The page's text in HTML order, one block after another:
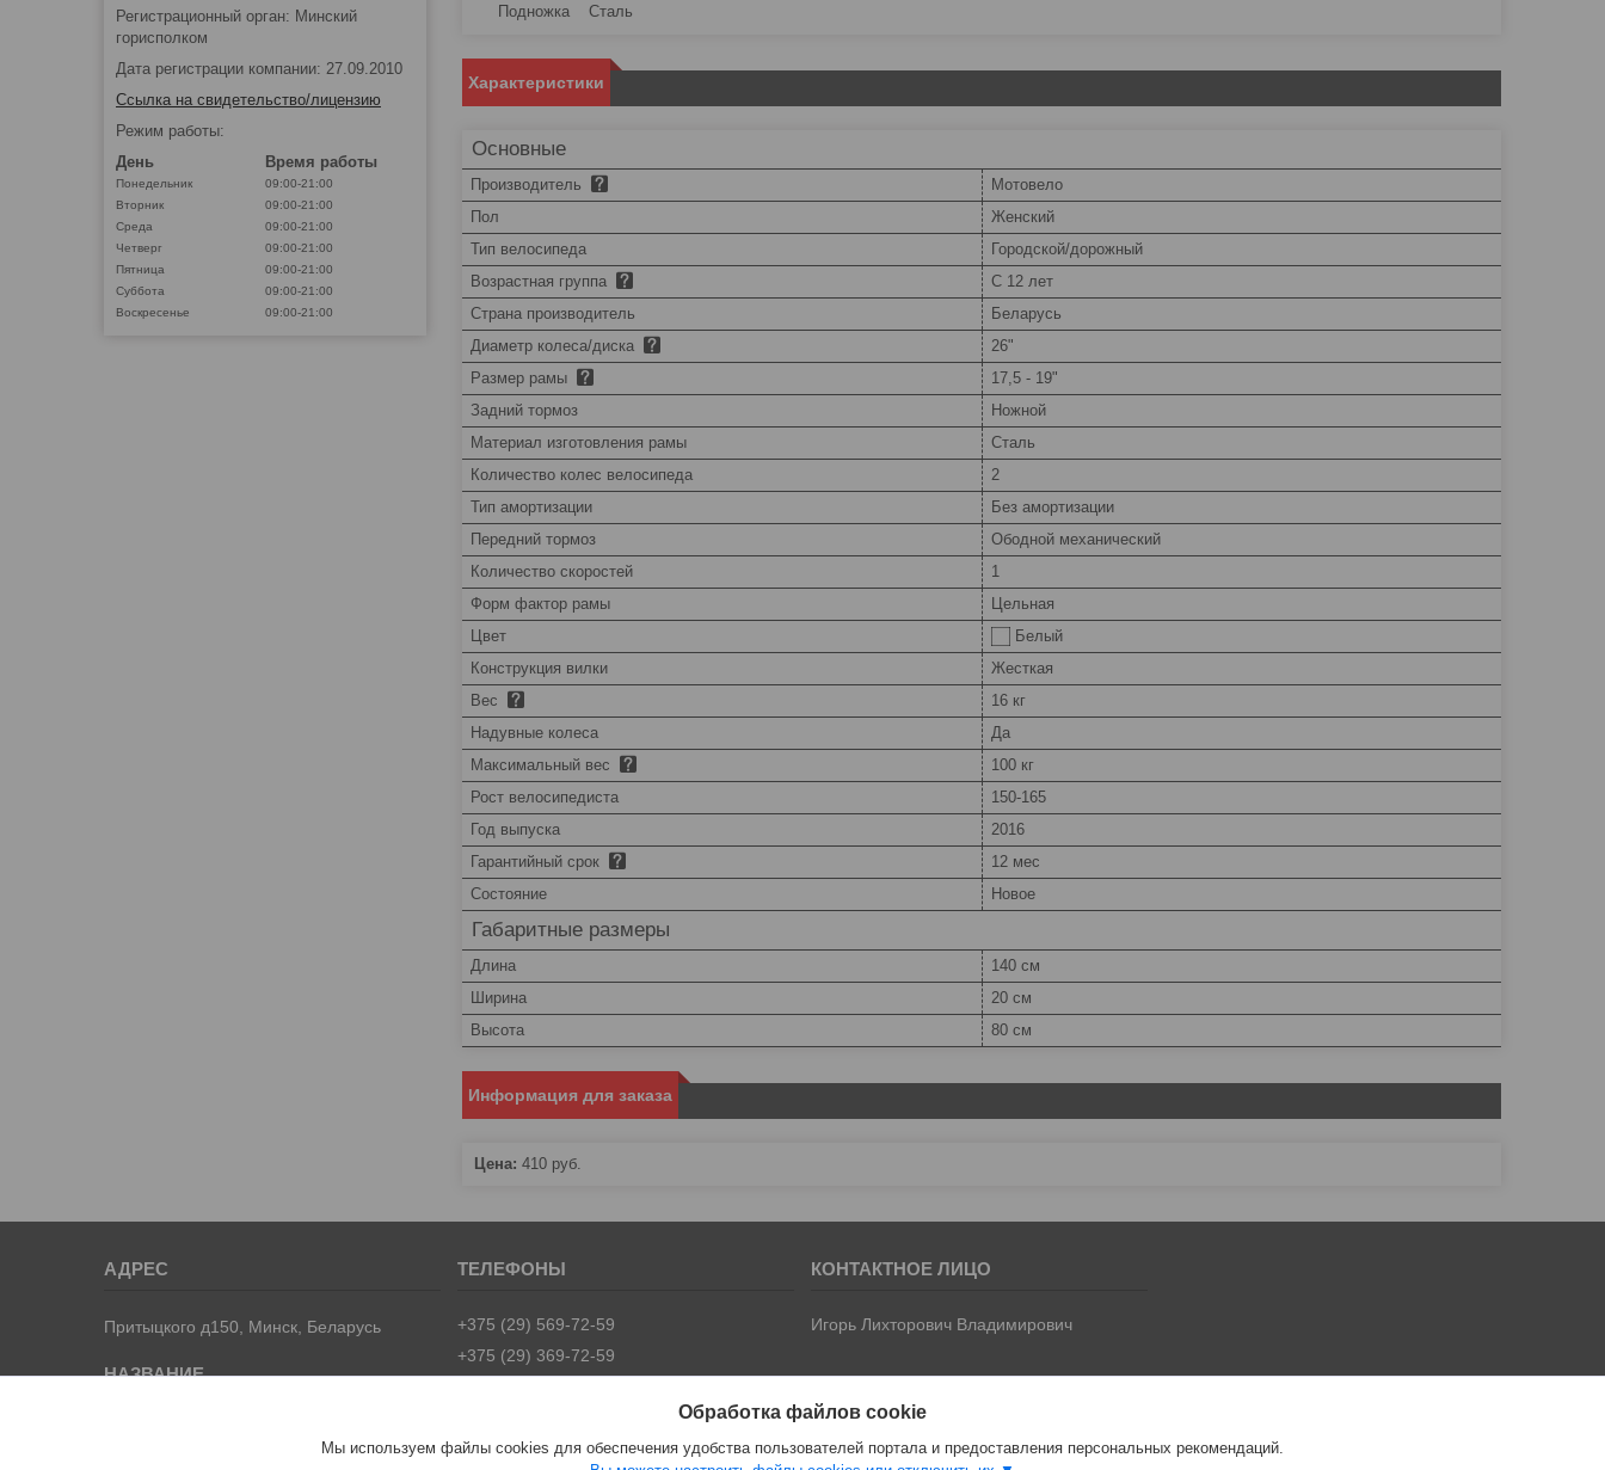
Подножка Сталь
Характеристики
Основные
Производитель
Мотовело
Пол
Женский
Тип велосипеда
Городской/дорожный
Возрастная группа
С 12 лет
Страна производитель
Беларусь
Диаметр колеса/диска
26"
Размер рамы
17,5 - 19"
Задний тормоз
Ножной
Материал изготовления рамы
Сталь
Количество колес велосипеда
2
Тип амортизации
Без амортизации
Передний тормоз
Ободной механический
Количество скоростей
1
Форм фактор рамы
Цельная
Цвет
Белый
Конструкция вилки
Жесткая
Вес
16 кг
Надувные колеса
Да
Максимальный вес
100 кг
Рост велосипедиста
150-165
Год выпуска
2016
Гарантийный срок
12 мес
Состояние
Новое
Габаритные размеры
Длина
140 см
Ширина
20 см
Высота
80 см
Информация для заказа
Цена: 410 руб.
Регистрационный орган: Минский
горисполком
Дата регистрации компании: 27.09.2010
Ссылка на свидетельство/лицензию
Режим работы:
День
Время работы
Понедельник
09:00-21:00
Вторник
09:00-21:00
Среда
09:00-21:00
Четверг
09:00-21:00
Пятница
09:00-21:00
Суббота
09:00-21:00
Воскресенье
09:00-21:00
Притыцкого д150, Минск, Беларусь
+375 (29) 569-72-59
+375 (29) 369-72-59
Игорь Лихторович Владимирович
Обработка файлов cookie
Мы используем файлы cookies для обеспечения удобства пользователей портала и предоставления персональных рекомендаций.